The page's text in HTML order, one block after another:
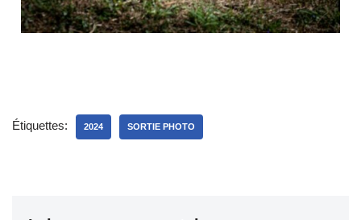
Étiquettes: 2024 SORTIE PHOTO